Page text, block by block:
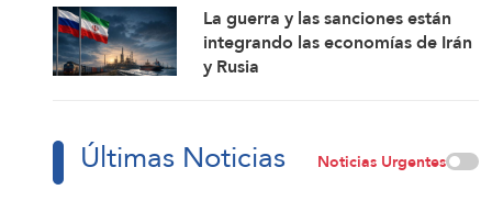
La guerra y las sanciones están
integrando las economías de Irán
y Rusia
Últimas Noticias Noticias Urgentes